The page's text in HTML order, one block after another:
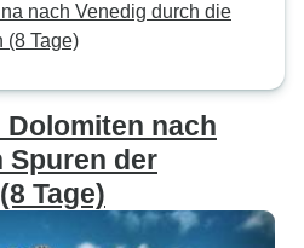
nach Venedig durch die
(8 Tage)
Dolomiten nach
Spuren der
Tage)